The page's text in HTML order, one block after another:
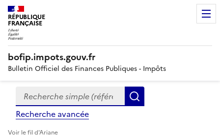
RÉPUBLIQUE
FRANÇAISE
bofip.impots.gouv.fr
Bulletin Officiel des Finances Publiques - Impôts
Formulaire
de
recherche
Recherche simple (références, mots clés, partie du
Recherche avancée
Voir le fil d'Ariane